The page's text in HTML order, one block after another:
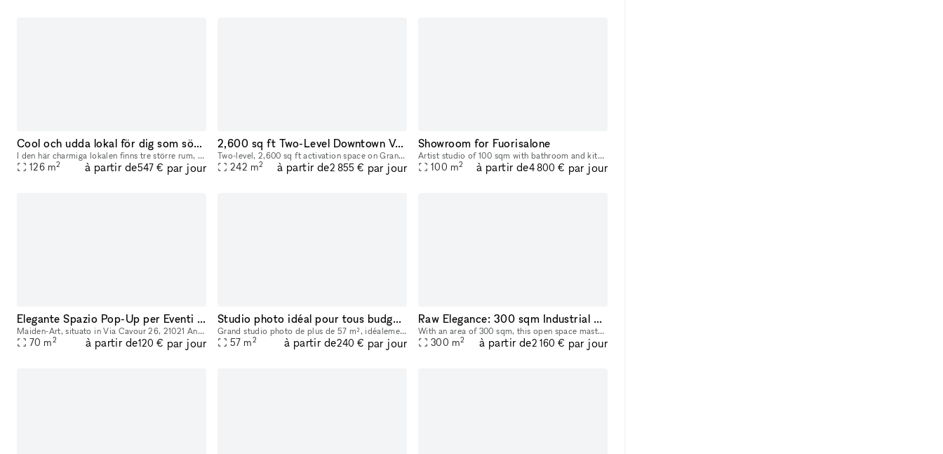
Cool och udda lokal för dig som söker något annorlinda för ditt event
I den här charmiga lokalen finns tre större rum, telefonrum, pentry samt toalett med dusch. En generös takhöjd och en bra lokaldisponering gör att lokalen kan passa flera olika typer av event. Drot
126 m2 à partir de547 € par jour
2,600 sq ft Two-Level Downtown Venue — Full Glass Storefront + Lower Level with Own Entrance | Chinatown/LES
Two-level, 2,600 sq ft activation space on Grand Street in the heart of Chinatown/LES, steps from Dime Square. Ground floor: 1,400 sq ft with a full glass storefront, 12–14 ft ceilings, and excellent
242 m2 à partir de2 855 € par jour
Showroom for Fuorisalone
Artist studio of 100 sqm with bathroom and kitchen. The space is half of a free-standing building in a courtyard. It has windows on three sides and an independent entrance from the courtyard. the c
100 m2 à partir de4 800 € par jour
Elegante Spazio Pop-Up per Eventi e Vendite a Angera, Lago Maggiore
Maiden-Art, situato in Via Cavour 26, 21021 Angera (VA), offre un elegante e accogliente spazio pop-up nel cuore di Angera, a pochi passi dal Lago Maggiore. Questo spazio unico combina il fascino del
70 m2 à partir de120 € par jour
Studio photo idéal pour tous budgets
Grand studio photo de plus de 57 m², idéalement situé en de Paris et facile d'accès. Il dispose d’un cyclorama blanc de 4 m x 4 m, avec un recul de plus de 8 mètres. (Changement de couleur possible s
57 m2 à partir de240 € par jour
Raw Elegance: 300 sqm Industrial Open Space for Creative Projects, Showrooms and more.
With an area of 300 sqm, this open space masterfully combines raw concrete walls with elegant wooden furnishings, creating a sophisticated industrial atmosphere. Located in a prime position, it is th
300 m2 à partir de2 160 € par jour